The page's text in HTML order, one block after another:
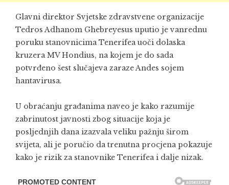
Glavni direktor Svjetske zdravstvene organizacije
Tedros Adhanom Ghebreyesus uputio je vanrednu
poruku stanovnicima Tenerifea uoči dolaska
kruzera MV Hondius, na kojem je do sada
potvrđeno šest slučajeva zaraze Andes sojem
hantavirusa.
U obraćanju građanima naveo je kako razumije
zabrinutost javnosti zbog situacije koja je
posljednjih dana izazvala veliku pažnju širom
svijeta, ali je poručio da trenutna procjena pokazuje
kako je rizik za stanovnike Tenerifea i dalje nizak.